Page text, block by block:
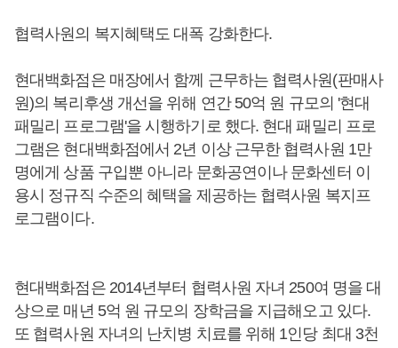
협력사원의 복지혜택도 대폭 강화한다.
현대백화점은 매장에서 함께 근무하는 협력사원(판매사
원)의 복리후생 개선을 위해 연간 50억 원 규모의 '현대
패밀리 프로그램'을 시행하기로 했다. 현대 패밀리 프로
그램은 현대백화점에서 2년 이상 근무한 협력사원 1만
명에게 상품 구입뿐 아니라 문화공연이나 문화센터 이
용시 정규직 수준의 혜택을 제공하는 협력사원 복지프
로그램이다.
현대백화점은 2014년부터 협력사원 자녀 250여 명을 대
상으로 매년 5억 원 규모의 장학금을 지급해오고 있다.
또 협력사원 자녀의 난치병 치료를 위해 1인당 최대 3천